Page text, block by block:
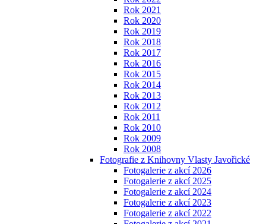
Rok 2021
Rok 2020
Rok 2019
Rok 2018
Rok 2017
Rok 2016
Rok 2015
Rok 2014
Rok 2013
Rok 2012
Rok 2011
Rok 2010
Rok 2009
Rok 2008
Fotografie z Knihovny Vlasty Javořické
Fotogalerie z akcí 2026
Fotogalerie z akcí 2025
Fotogalerie z akcí 2024
Fotogalerie z akcí 2023
Fotogalerie z akcí 2022